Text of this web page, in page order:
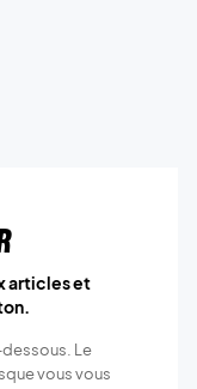
articles et
Le
vous vous